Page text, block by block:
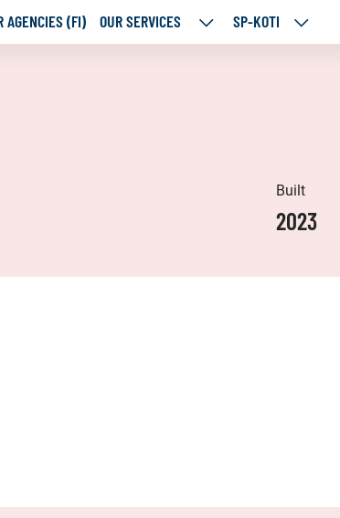
AGENCIES (FI) OUR SERVICES
OUR
SP-KOTI
SP-
Built
2023